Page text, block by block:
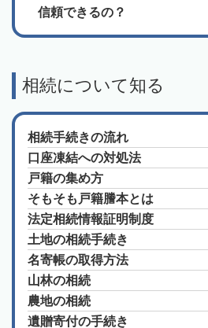
信頼できるの？
相続について知る
相続手続きの流れ
口座凍結への対処法
戸籍の集め方
そもそも戸籍謄本とは
法定相続情報証明制度
土地の相続手続き
名寄帳の取得方法
山林の相続
農地の相続
遺贈寄付の手続き